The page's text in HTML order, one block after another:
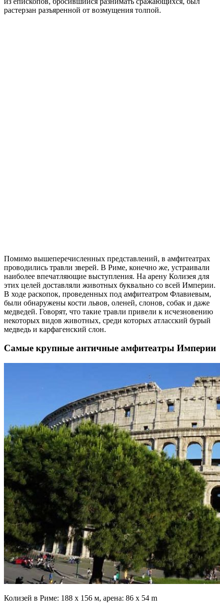
растерзан разъяренной от возмущения толпой.
Помимо вышеперечисленных представлений, в амфитеатрах
проводились травли зверей. В Риме, конечно же, устраивали
наиболее впечатляющие выступления. На арену Колизея для
этих целей доставляли животных буквально со всей Империи.
В ходе раскопок, проведенных под амфитеатром Флавиевым,
были обнаружены кости львов, оленей, слонов, собак и даже
медведей. Говорят, что такие травли привели к исчезновению
некоторых видов животных, среди которых атласский бурый
медведь и карфагенский слон.
Самые крупные античные амфитеатры Империи
Колизей в Риме: 188 x 156 м, арена: 86 x 54 m